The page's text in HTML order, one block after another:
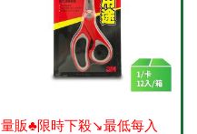
量販♣限時下殺↘️最低每入